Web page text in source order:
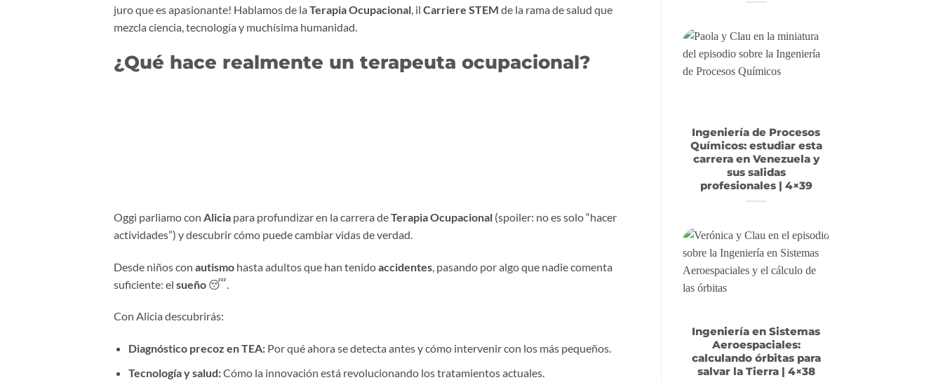
juro que es apasionante! Hablamos de la Terapia Ocupacional, il Carriere STEM de la rama de salud que
mezcla ciencia, tecnología y muchísima humanidad.
¿Qué hace realmente un terapeuta ocupacional?
Oggi parliamo con Alicia para profundizar en la carrera deTerapia Ocupacional (spoiler: no es solo “hacer
actividades”) y descubrir cómo puede cambiar vidas de verdad.
Desde niños con autismo hasta adultos que han tenidoaccidentes , pasando por algo que nadie comenta
suficiente: el sueño 😴.
Con Alicia descubrirás:
Diagnóstico precoz en TEA:Por qué ahora se detecta antes y cómo intervenir con los más pequeños.
Tecnología y salud:Cómo la innovación está revolucionando los tratamientos actuales.
Ingeniería de Procesos
Químicos: estudiar esta
carrera en Venezuela y
sus salidas
profesionales | 4×39
Ingeniería en Sistemas
Aeroespaciales:
calculando órbitas para
salvar la Tierra | 4×38